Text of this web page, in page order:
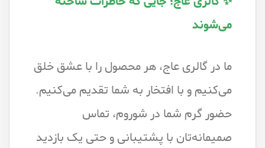
می‌شوند
ما در گالری عاج، هر محصول را با عشق خلق
می‌کنیم و با افتخار به شما تقدیم می‌کنیم.
حضور گرم شما در شوروم، تماس
صمیمانه‌تان با پشتیبانی و حتی یک بازدید